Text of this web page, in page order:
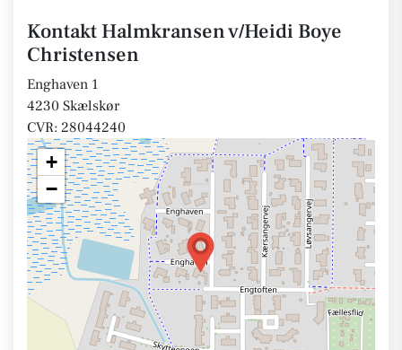
Kontakt Halmkransen v/Heidi Boye
Christensen
Enghaven 1
4230 Skælskør
CVR: 28044240
+
−